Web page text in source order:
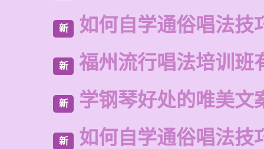
新 如何自学通俗唱法技
新 福州流行唱法培训班
新 学钢琴好处的唯美文
新 如何自学通俗唱法技